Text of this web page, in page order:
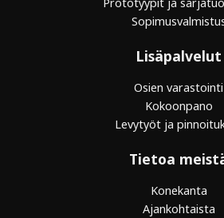
Lisäpalvelut
Osien varastointi
Kokoonpano
Levytyöt ja
Tietoa
Konekanta
Ajankohtaista